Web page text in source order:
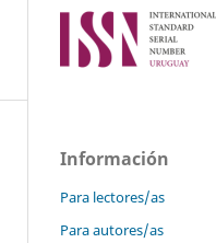
Información
Para lectores/as
Para autores/as